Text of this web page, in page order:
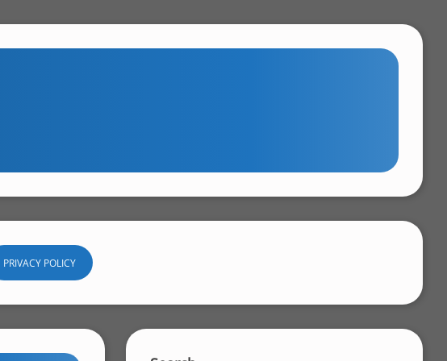
PRIVACY POLICY